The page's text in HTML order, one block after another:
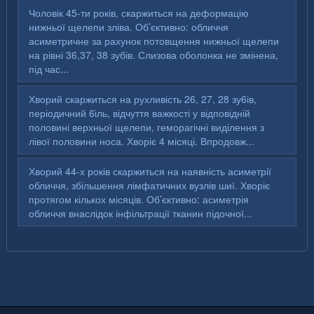
Чоловік 45-ти років, скаржиться на деформацію
нижньої щелепи зліва. Об’єктивно: обличчя
асиметричне за рахунок потовщення нижньої щелепи
на рівні 36,37, 38 зубів. Слизова оболонка не змінена,
під час...
Хворий скаржиться на рухливість 26, 27, 28 зу6ів,
періодичний 6іль, відчуття важкості у відповідній
половині верхньої щелепи, геморагічні виділення з
лівої половини носа. Хворіє 4 місяці. Впродовж...
Хворий 44-х років скаржиться на наявність асиметрії
обличчя, збільшення лімфатичних вузлів шиї. Хворіє
протягом кількох місяців. Об’єктивно: асиметрія
обличчя внаслідок інфільтрації тканин підочної...